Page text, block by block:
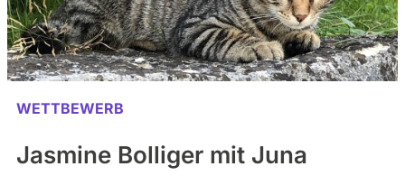
WETTBEWERB
Jasmine Bolliger mit Juna